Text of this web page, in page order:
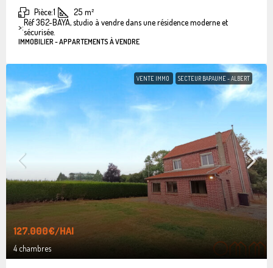
Pièce:1 25 m²
>:Réf 362-BAYA, studio à vendre dans une résidence moderne et
sécurisée.
IMMOBILIER - APPARTEMENTS À VENDRE
VENTE IMMO SECTEUR BAPAUME - ALBERT
127.000€/HAI
4 chambres